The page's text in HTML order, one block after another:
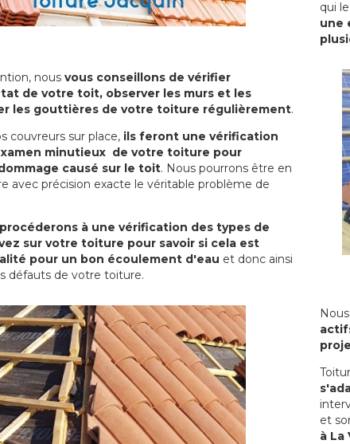
qui
une
nous vous conseillons de vérifier
de votre toit, observer les murs et les
les gouttières de votre toiture régulièrement.
couvreurs sur place, ils feront une vérification
minutieux de votre toiture pour
causé sur le toit. Nous pourrons être en
avec précision exacte le véritable problème de
à une vérification des types de
sur votre toiture pour savoir si cela est
pour un bon écoulement d'eau et donc ainsi
défauts de votre toiture.
Nous
et
à La